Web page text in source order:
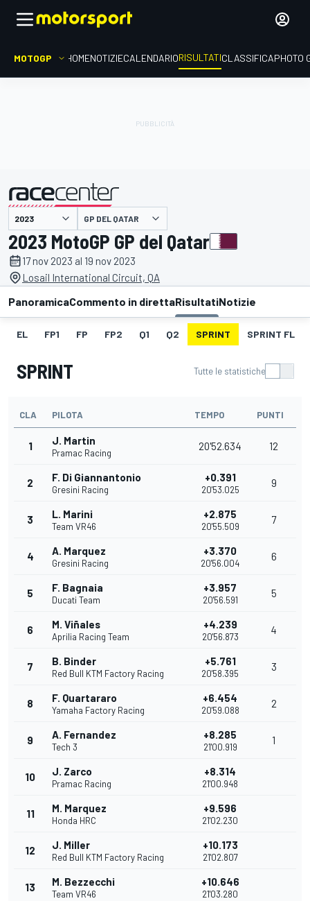
MOTOGP HOMENOTIZIECALENDARIORISULTATICLASSIFICAPHOTO
presentato da GP DEL QATAR
2023 MotoGP GP del Qatar
17 nov 2023 al 19 nov 2023
Losail International Circuit, QA
PanoramicaCommento in direttaRisultatiNotizie
EL FP1 FP FP2 Q1 Q2 SPRINT SPRINT FL
SPRINT Tutte le statistiche
CLA PILOTA TEMPO PUNTI
1 J. Martin
Pramac Racing
20'52.634 12
2 F. Di Giannantonio
Gresini Racing
+0.391
20'53.025
9
3 L. Marini
Team VR46
+2.875
20'55.509
7
4 A. Marquez
Gresini Racing
+3.370
20'56.004
6
5 F. Bagnaia
Ducati Team
+3.957
20'56.591
5
6 M. Viñales
Aprilia Racing Team
+4.239
20'56.873
4
7 B. Binder
Red Bull KTM Factory Racing
+5.761
20'58.395
3
8 F. Quartararo
Yamaha Factory Racing
+6.454
20'59.088
2
9 A. Fernandez
Tech 3
+8.285
21'00.919
1
10 J. Zarco
Pramac Racing
+8.314
21'00.948
11 M. Marquez
Honda HRC
+9.596
21'02.230
12 J. Miller
Red Bull KTM Factory Racing
+10.173
21'02.807
13 M. Bezzecchi
Team VR46
+10.646
21'03.280